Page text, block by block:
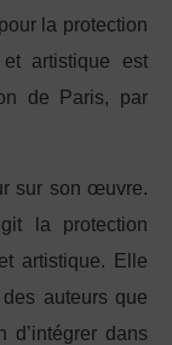
la protection
artistique est
de Paris, par
sur son œuvre.
la protection
artistique. Elle
auteurs que
d’intégrer dans